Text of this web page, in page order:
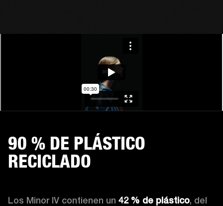
90 % DE PLÁSTICO
RECICLADO
Los Minor IV contienen un 42 % de plástico, del